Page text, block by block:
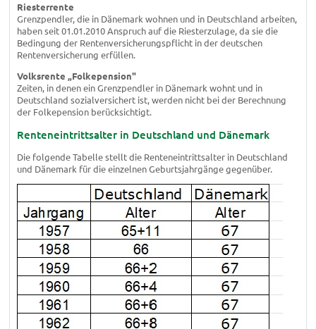
Riesterrente
Grenzpendler, die in Dänemark wohnen und in Deutschland arbeiten,
haben seit 01.01.2010 Anspruch auf die Riesterzulage, da sie die
Bedingung der Rentenversicherungspflicht in der deutschen
Rentenversicherung erfüllen.
Volksrente „Folkepension"
Zeiten, in denen ein Grenzpendler in Dänemark wohnt und in
Deutschland sozialversichert ist, werden nicht bei der Berechnung
der Folkepension berücksichtigt.
Renteneintrittsalter in Deutschland und Dänemark
Die folgende Tabelle stellt die Renteneintrittsalter in Deutschland
und Dänemark für die einzelnen Geburtsjahrgänge gegenüber.